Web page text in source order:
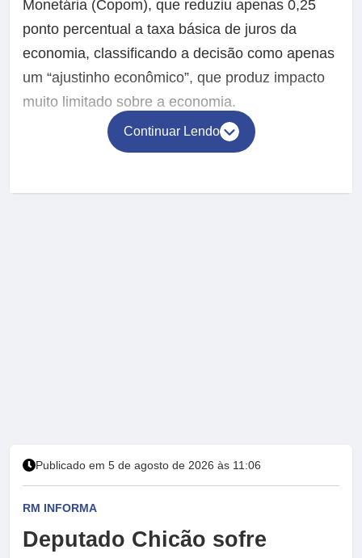
Monetária (Copom), que reduziu apenas 0,25
ponto percentual a taxa básica de juros da
economia, classificando a decisão como apenas
um “ajustinho econômico”, que produz impacto
muito limitado sobre a economia.
Continuar Lendo
Publicado em 5 de agosto de 2026 às 11:06
RM INFORMA
Deputado Chicão sofre